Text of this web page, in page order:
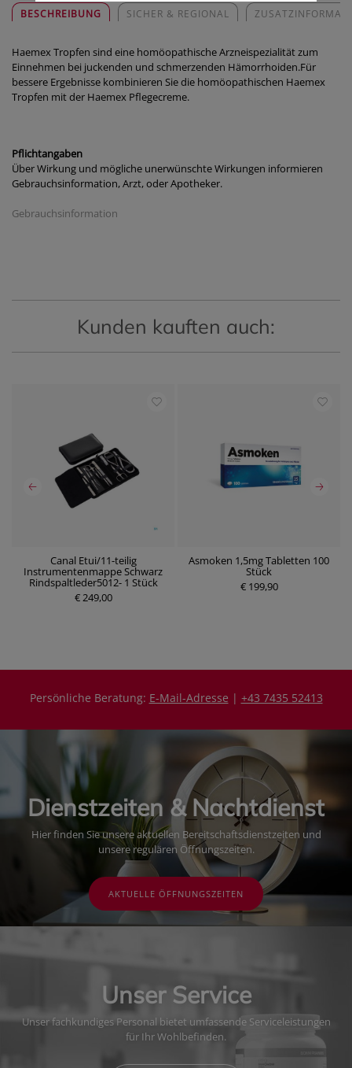
BESCHREIBUNG SICHER & REGIONAL
Haemex Tropfen sind eine homöopathische Arzneispezialität zum
Einnehmen bei juckenden und schmerzenden Hämorrhoiden.Für
bessere Ergebnisse kombinieren Sie die homöopathischen Haemex
Tropfen mit der Haemex Pflegecreme.
Pflichtangaben
Über Wirkung und mögliche unerwünschte Wirkungen informieren
Gebrauchsinformation, Arzt, oder Apotheker.
Gebrauchsinformation
Kunden kauften auch:
Canal Etui/11-teilig
Instrumentenmappe Schwarz
Rindspaltleder5012- 1 Stück
€ 249,00
Asmoken 1,5mg Tabletten 100
Stück
€ 199,90
P
r
Persönliche Beratung: E-Mail-Adresse | +43 7435 52413
Dienstzeiten & Nachtdienst
Hier finden Sie unsere aktuellen Bereitschaftsdienstzeiten und
unsere regulären Öffnungszeiten.
AKTUELLE ÖFFNUNGSZEITEN
Unser Service
Unser fachkundiges Personal bietet umfassende Serviceleistungen
für Ihr Wohlbefinden.